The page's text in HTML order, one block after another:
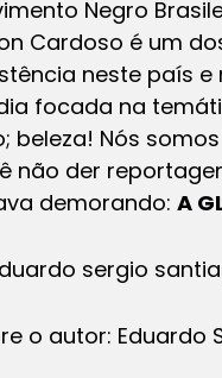
Negro
Cardoso é um
neste país
focada na
beleza! Nós
não der
demorando: A
o autor: Eduardo